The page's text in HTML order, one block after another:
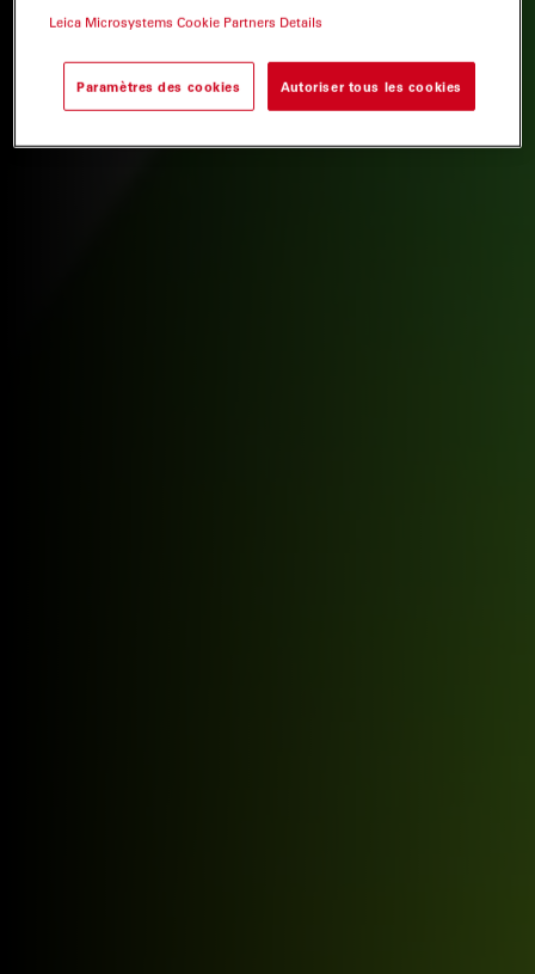
Leica Microsystems Cookie Partners Details
Paramètres des cookies Autoriser tous les cookies